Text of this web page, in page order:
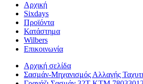
Αρχική
Sixdays
Προϊόντα
Κατάστημα
Wilbers
Επικοινωνία
Αρχική σελίδα
Σασμάν-Μηχανισμός Αλλαγής